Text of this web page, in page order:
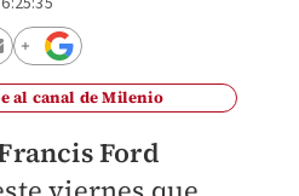
al canal de Milenio
Ford